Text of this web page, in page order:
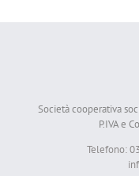
Società cooperativa
P.IVA e
Telefono: